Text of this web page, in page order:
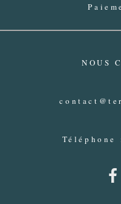
NOUS
Téléphone